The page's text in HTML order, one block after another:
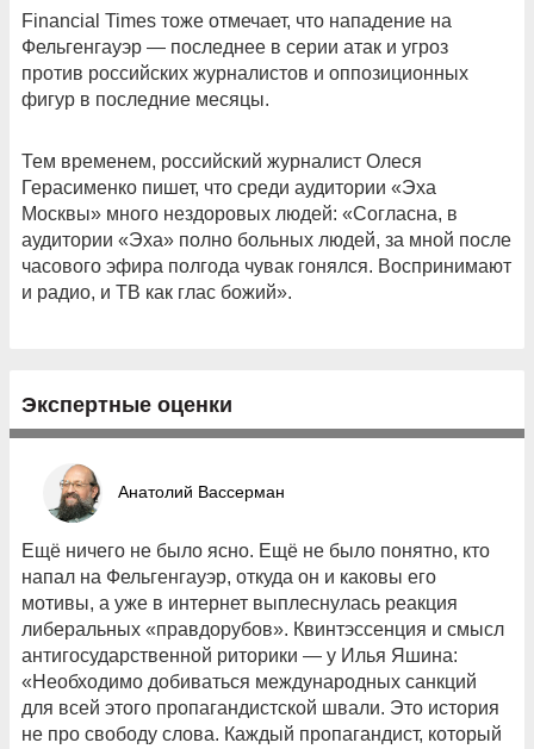
Financial Times тоже отмечает, что нападение на
Фельгенгауэр — последнее в серии атак и угроз
против российских журналистов и оппозиционных
фигур в последние месяцы.
Тем временем, российский журналист Олеся
Герасименко пишет, что среди аудитории «Эха
Москвы» много нездоровых людей: «Согласна, в
аудитории «Эха» полно больных людей, за мной после
часового эфира полгода чувак гонялся. Воспринимают
и радио, и ТВ как глас божий».
Экспертные оценки
Анатолий Вассерман
Ещё ничего не было ясно. Ещё не было понятно, кто
напал на Фельгенгауэр, откуда он и каковы его
мотивы, а уже в интернет выплеснулась реакция
либеральных «правдорубов». Квинтэссенция и смысл
антигосударственной риторики — у Илья Яшина:
«Необходимо добиваться международных санкций
для всей этого пропагандистской швали. Это история
не про свободу слова. Каждый пропагандист, который